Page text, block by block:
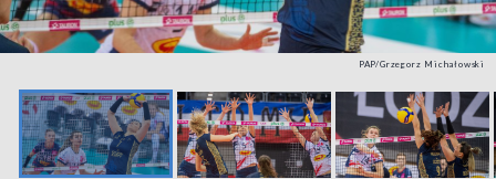
PAP/Grzegorz Michałowski